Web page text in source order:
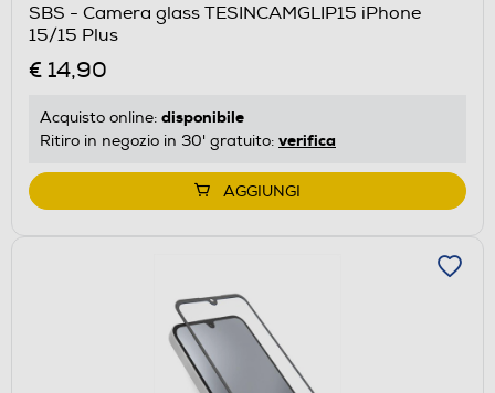
SBS - Camera glass TESINCAMGLIP15 iPhone
15/15 Plus
€ 14,90
Acquisto online: disponibile
Ritiro in negozio in 30' gratuito: verifica
AGGIUNGI